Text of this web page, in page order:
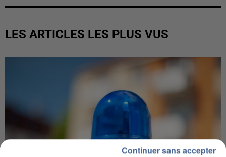
LES ARTICLES LES PLUS VUS
Continuer sans accepter